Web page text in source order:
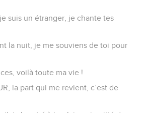
suis un étranger, je chante tes
la nuit, je me souviens de toi pour
voilà toute ma vie !
la part qui me revient, c’est de